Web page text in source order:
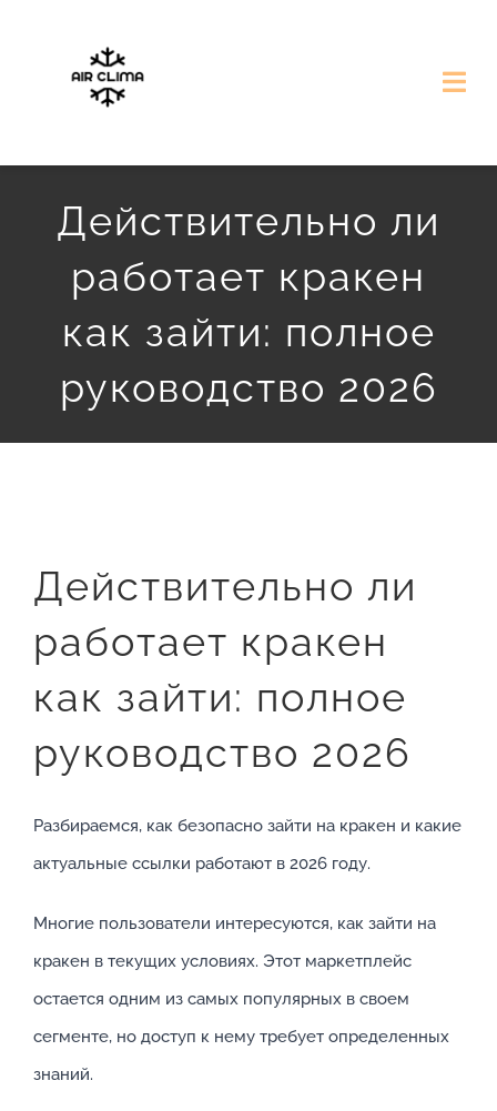
Nasze Realizacje
Darmowa Wycena
Действительно ли
работает кракен
как зайти: полное
руководство 2026
Действительно ли
работает кракен
как зайти: полное
руководство 2026
Разбираемся, как безопасно зайти на кракен и какие
актуальные ссылки работают в 2026 году.
Многие пользователи интересуются, как зайти на
кракен в текущих условиях. Этот маркетплейс
остается одним из самых популярных в своем
сегменте, но доступ к нему требует определенных
знаний.